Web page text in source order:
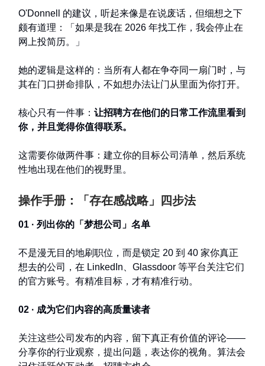
O'Donnell 的建议，听起来像是在说废话，但细想之下
颇有道理：「如果是我在 2026 年找工作，我会停止在
网上投简历。」
她的逻辑是这样的：当所有人都在争夺同一扇门时，与
其在门口拼命排队，不如想办法让门从里面为你打开。
核心只有一件事： 让招聘方在他们的日常工作流里看到
你，并且觉得你值得联系。
这需要你做两件事：建立你的目标公司清单，然后系统
性地出现在他们的视野里。
操作手册：「存在感战略」四步法
01 · 列出你的「梦想公司」名单
不是漫无目的地刷职位，而是锁定 20 到 40 家你真正
想去的公司，在 LinkedIn、Glassdoor 等平台关注它们
的官方账号。有精准目标，才有精准行动。
02 · 成为它们内容的高质量读者
关注这些公司发布的内容，留下真正有价值的评论——
分享你的行业观察，提出问题，表达你的视角。算法会